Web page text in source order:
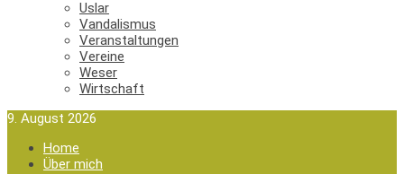
Uslar
Vandalismus
Veranstaltungen
Vereine
Weser
Wirtschaft
9. August 2026
Home
Über mich